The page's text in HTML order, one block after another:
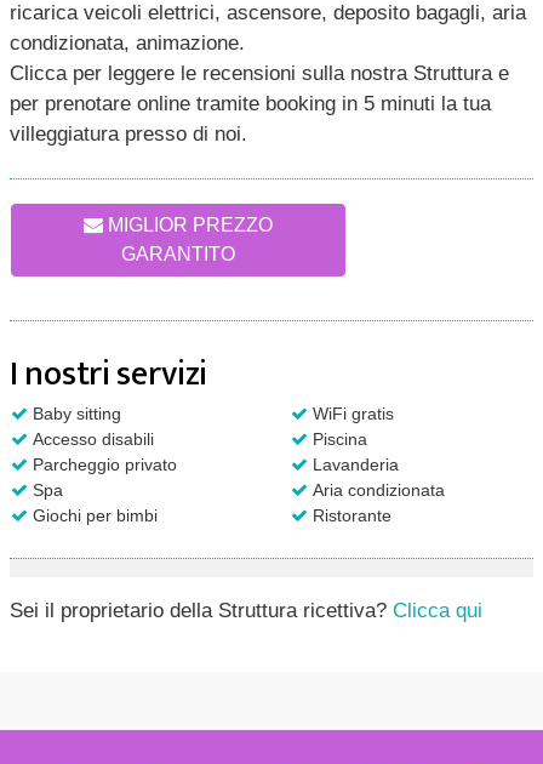
ricarica veicoli elettrici, ascensore, deposito bagagli, aria
condizionata, animazione.
Clicca per leggere le recensioni sulla nostra Struttura e
per prenotare online tramite booking in 5 minuti la tua
villeggiatura presso di noi.
MIGLIOR PREZZO
GARANTITO
I nostri servizi
Baby sitting
WiFi gratis
Accesso disabili
Piscina
Parcheggio privato
Lavanderia
Spa
Aria condizionata
Giochi per bimbi
Ristorante
Sei il proprietario della Struttura ricettiva? Clicca qui